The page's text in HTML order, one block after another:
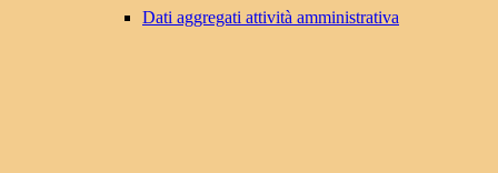
Dati aggregati attività amministrativa